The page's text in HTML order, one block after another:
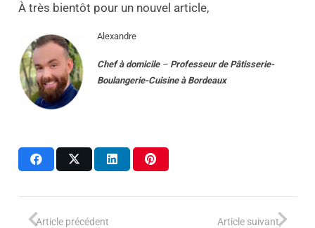
À très bientôt pour un nouvel article,
Alexandre
Chef à domicile– Professeur de Pâtisserie-
Boulangerie-Cuisine à Bordeaux
Article précédent Article suivant